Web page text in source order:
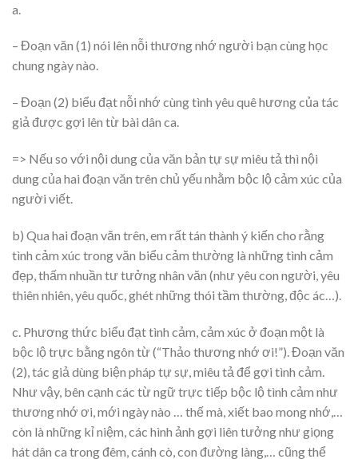
a.
– Đoạn văn (1) nói lên nỗi thương nhớ người bạn cùng học
chung ngày nào.
– Đoạn (2) biểu đạt nỗi nhớ cùng tình yêu quê hương của tác
giả được gợi lên từ bài dân ca.
=> Nếu so với nội dung của văn bản tự sự miêu tả thì nội
dung của hai đoạn văn trên chủ yếu nhằm bộc lộ cảm xúc của
người viết.
b) Qua hai đoạn văn trên, em rất tán thành ý kiến cho rằng
tình cảm xúc trong văn biểu cảm thường là những tình cảm
đẹp, thấm nhuần tư tưởng nhân văn (như yêu con người, yêu
thiên nhiên, yêu quốc, ghét những thói tầm thường, độc ác…).
c. Phương thức biểu đạt tình cảm, cảm xúc ở đoạn một là
bộc lộ trực bằng ngôn từ (“Thảo thương nhớ ơi!”). Đoạn văn
(2), tác giả dùng biện pháp tự sự, miêu tả để gợi tình cảm.
Như vậy, bên cạnh các từ ngữ trực tiếp bộc lộ tình cảm như
thương nhớ ơi, mới ngày nào … thế mà, xiết bao mong nhớ,…
còn là những kỉ niệm, các hình ảnh gợi liên tưởng như giọng
hát dân ca trong đêm, cánh cò, con đường làng,… cũng thể